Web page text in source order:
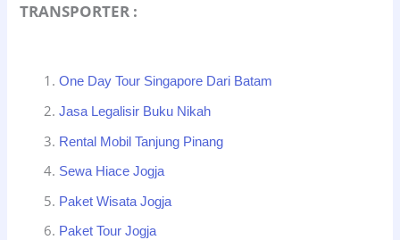
TRANSPORTER :
One Day Tour Singapore Dari Batam
Jasa Legalisir Buku Nikah
Rental Mobil Tanjung Pinang
Sewa Hiace Jogja
Paket Wisata Jogja
Paket Tour Jogja